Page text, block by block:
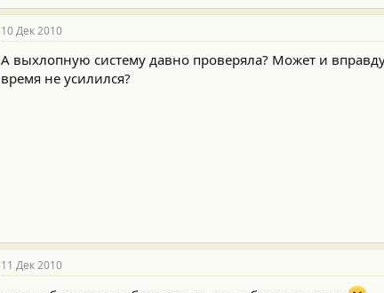
10 Дек 2010
А выхлопную систему давно проверяла? Может и
время не усилился?
11 Дек 2010